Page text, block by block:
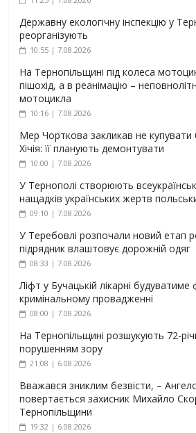
Державну екологічну інспекцію у
реорганізують
10:55 | 7.08.2026
На Тернопільщині під колеса
пішохід, а в реанімацію –
мотоцикла
10:16 | 7.08.2026
Мер Чорткова закликав не купувати
Хічія: її планують демонтувати
10:00 | 7.08.2026
У Тернополі створюють
нащадків українських жертв
09:10 | 7.08.2026
У Теребовлі розпочали новий етап
підрядник влаштовує дорожній одяг
08:33 | 7.08.2026
Ліфт у Бучацькій лікарні будуватиме
кримінальному провадженні
08:00 | 7.08.2026
На Тернопільщині розшукують 72-
порушенням зору
21:08 | 6.08.2026
Вважався зниклим безвісти, –
повертається захисник Михайло
Тернопільщини
19:32 | 6.08.2026